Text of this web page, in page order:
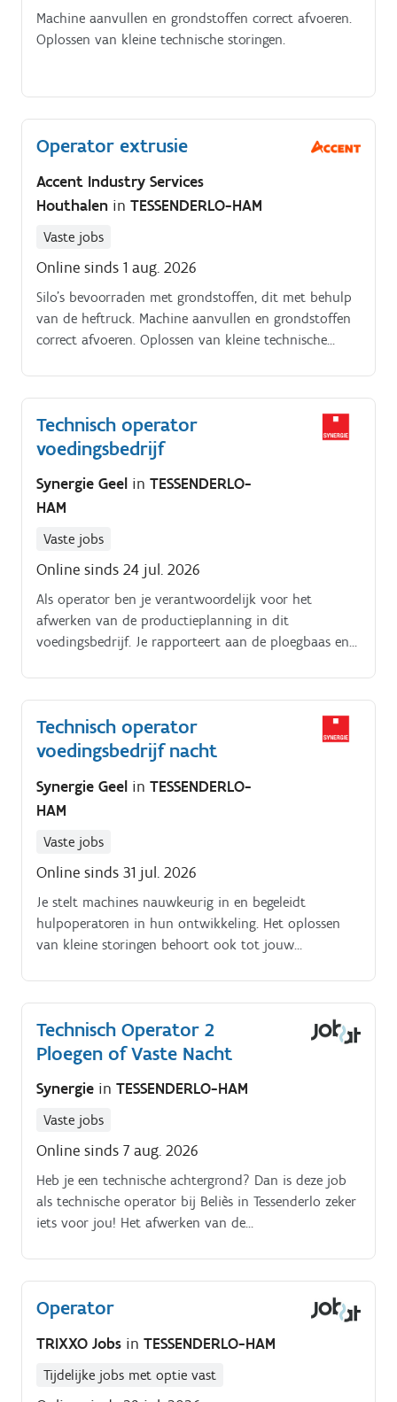
Machine aanvullen en grondstoffen correct afvoeren.
Oplossen van kleine technische storingen.
Operator extrusie
Accent Industry Services
Houthalen in TESSENDERLO-HAM
Vaste jobs
Online sinds 1 aug. 2026
Silo's bevoorraden met grondstoffen, dit met behulp
van de heftruck. Machine aanvullen en grondstoffen
correct afvoeren. Oplossen van kleine technische
bijsturen waar nodig
Technisch operator
voedingsbedrijf
Synergie Geel in TESSENDERLO-
HAM
Vaste jobs
Online sinds 24 jul. 2026
Als operator ben je verantwoordelijk voor het
afwerken van de productieplanning in dit
voedingsbedrijf. Je rapporteert aan de ploegbaas en
ombouwen van verpakkingslijnen Instellen en
bedienen van machines Begeleiden en opleiden van
hulpoperatoren Afwerken van de dagelijkse
storingen
Technisch operator
voedingsbedrijf nacht
Synergie Geel in TESSENDERLO-
HAM
Vaste jobs
Online sinds 31 jul. 2026
Je stelt machines nauwkeurig in en begeleidt
hulpoperatoren in hun ontwikkeling. Het oplossen
van kleine storingen behoort ook tot jouw
verlopen.
Technisch Operator 2
Ploegen of Vaste Nacht
Synergie in TESSENDERLO-HAM
Vaste jobs
Online sinds 7 aug. 2026
Heb je een technische achtergrond? Dan is deze job
als technische operator bij Beliès in Tessenderlo zeker
iets voor jou! Het afwerken van de
Operator
TRIXXO Jobs in TESSENDERLO-HAM
Tijdelijke jobs met optie vast